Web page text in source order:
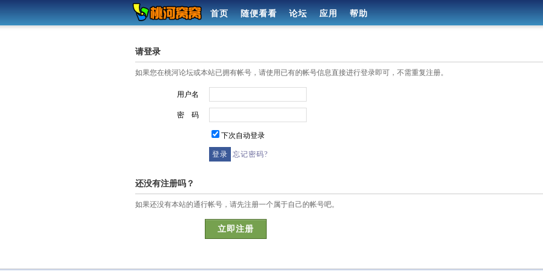
首页 随便看看 论坛 应用 帮助
请登录
如果您在桃河论坛或本站已拥有帐号，请使用已有的帐号信息直接进行登录即可，不需重复注册。
用户名
密 码
下次自动登录
忘记密码?
还没有注册吗？
如果还没有本站的通行帐号，请先注册一个属于自己的帐号吧。
立即注册